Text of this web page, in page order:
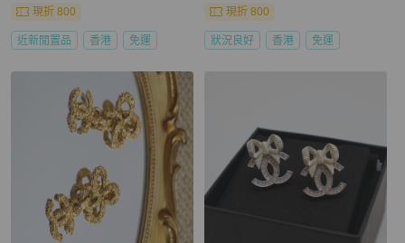
現折 800
近新閒置品 香港 免運
現折 800
狀況良好 香港 免運